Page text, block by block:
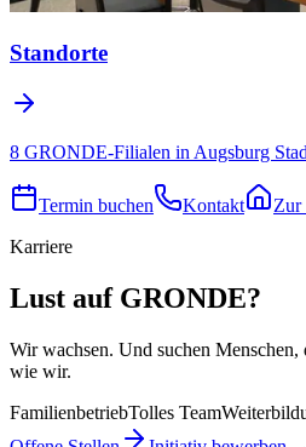
Standorte
8 GRONDE-Filialen in Augsburg
Termin buchen Kontakt
Zur
Karriere
Lust auf GRONDE?
Wir wachsen. Und suchen Menschen,
wie wir.
FamilienbetriebTolles Team